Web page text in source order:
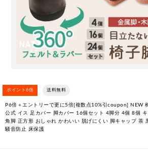
ポイント6倍 送料無料
P6倍＋エントリーで更に5倍[複数点10%引coupon] NEW
公式 イス 足カバー 脚カバー 16個セット 4脚分 4個 8個
角脚 正方形 おしゃれ かわいい 脱げにくい 脚キャップ 茶
騒音防止 床保護